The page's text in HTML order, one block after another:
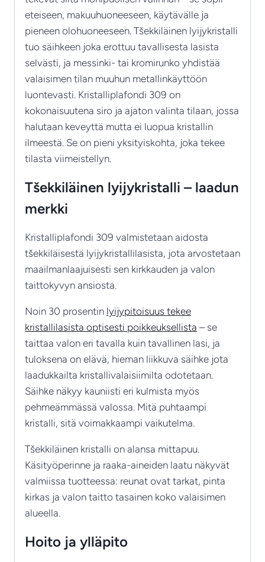
eteiseen, makuuhuoneeseen, käytävälle ja
pieneen olohuoneeseen. Tšekkiläinen lyijykristalli
tuo säihkeen joka erottuu tavallisesta lasista
selvästi, ja messinki- tai kromirunko yhdistää
valaisimen tilan muuhun metallinkäyttöön
luontevasti. Kristalliplafondi 309 on
kokonaisuutena siro ja ajaton valinta tilaan, jossa
halutaan keveyttä mutta ei luopua kristallin
ilmeestä. Se on pieni yksityiskohta, joka tekee
tilasta viimeistellyn.
Tšekkiläinen lyijykristalli – laadun
merkki
Kristalliplafondi 309 valmistetaan aidosta
tšekkiläisestä lyijykristallilasista, jota arvostetaan
maailmanlaajuisesti sen kirkkauden ja valon
taittokyvyn ansiosta.
Noin 30 prosentin lyijypitoisuus tekee
kristallilasista optisesti poikkeuksellista – se
taittaa valon eri tavalla kuin tavallinen lasi, ja
tuloksena on elävä, hieman liikkuva säihke jota
laadukkailta kristallivalaisiimilta odotetaan.
Säihke näkyy kauniisti eri kulmista myös
pehmeämmässä valossa. Mitä puhtaampi
kristalli, sitä voimakkaampi vaikutelma.
Tšekkiläinen kristalli on alansa mittapuu.
Käsityöperinne ja raaka-aineiden laatu näkyvät
valmiissa tuotteessa: reunat ovat tarkat, pinta
kirkas ja valon taitto tasainen koko valaisimen
alueella.
Hoito ja ylläpito